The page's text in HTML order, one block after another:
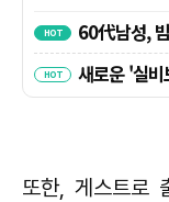
또한, 게스트로